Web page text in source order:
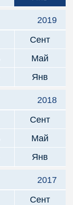
2019
Сент
Май
Янв
2018
Сент
Май
Янв
2017
Сент